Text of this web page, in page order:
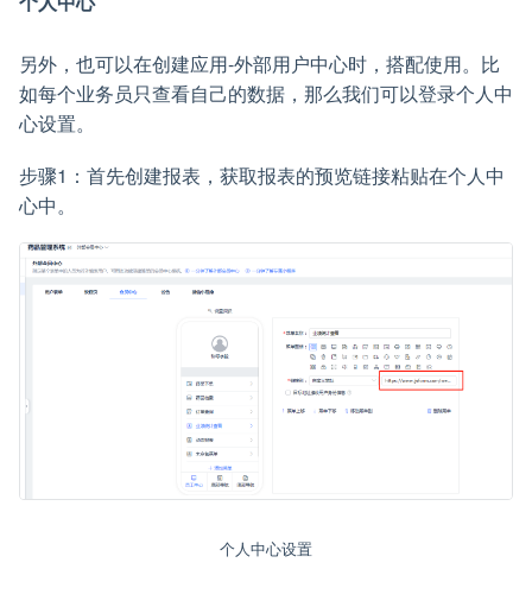
另外，也可以在创建应用-外部用户中心时，搭配使用。比
如每个业务员只查看自己的数据，那么我们可以登录个人中
心设置。
步骤1：首先创建报表，获取报表的预览链接粘贴在个人中
心中。
个人中心设置